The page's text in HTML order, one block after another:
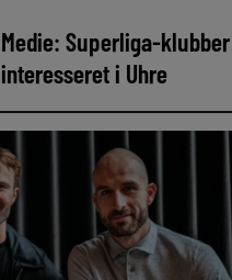
Medie: Superliga-klubber
interesseret i Uhre